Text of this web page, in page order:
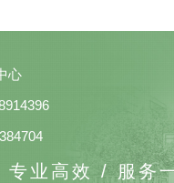
心
业高效 / 服务